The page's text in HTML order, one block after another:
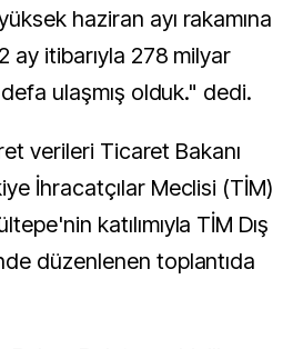
haziran ayı rakamına
ay itibarıyla 278 milyar
ulaşmış olduk." dedi.
verileri Ticaret Bakanı
İhracatçılar Meclisi (TİM)
katılımıyla TİM Dış
düzenlenen toplantıda